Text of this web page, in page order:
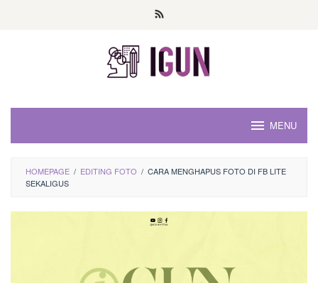
MENU
HOMEPAGE / EDITING FOTO / CARA MENGHAPUS FOTO DI FB LITE
SEKALIGUS